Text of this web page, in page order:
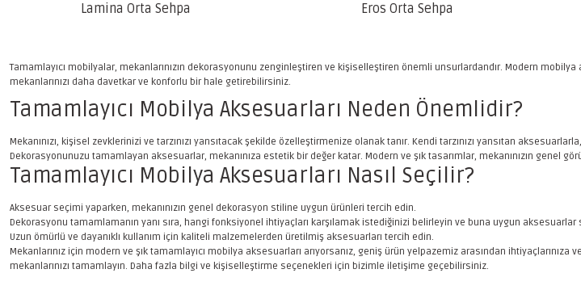
Lamina Orta Sehpa Eros Orta Sehpa
Tamamlayıcı mobilyalar, mekanlarınızın dekorasyonunu zenginleştiren ve kişiselleştiren önemli unsurlardandır. Modern
mekanlarınızı daha davetkar ve konforlu bir hale getirebilirsiniz.
Tamamlayıcı Mobilya Aksesuarları Neden Önemlidir?
Mekanınızı, kişisel zevklerinizi ve tarzınızı yansıtacak şekilde özelleştirmenize olanak tanır. Kendi tarzınızı yansıtan
Dekorasyonunuzu tamamlayan aksesuarlar, mekanınıza estetik bir değer katar. Modern ve şık tasarımlar, mekanınızın genel
Tamamlayıcı Mobilya Aksesuarları Nasıl Seçilir?
Aksesuar seçimi yaparken, mekanınızın genel dekorasyon stiline uygun ürünleri tercih edin.
Dekorasyonu tamamlamanın yanı sıra, hangi fonksiyonel ihtiyaçları karşılamak istediğinizi belirleyin ve buna uygun aksesuarlar
Uzun ömürlü ve dayanıklı kullanım için kaliteli malzemelerden üretilmiş aksesuarları tercih edin.
Mekanlarınız için modern ve şık tamamlayıcı mobilya aksesuarları arıyorsanız, geniş ürün yelpazemiz arasından
mekanlarınızı tamamlayın. Daha fazla bilgi ve kişiselleştirme seçenekleri için bizimle iletişime geçebilirsiniz.